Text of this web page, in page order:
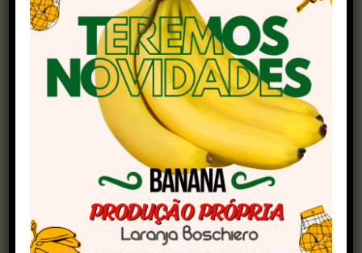
Vendas diretas
Considerando apenas as vendas diretas, o
crescimento foi ainda mais expressivo: 11% em
relação ao primeiro trimestre de 2024.
“Esse avanço revela a consolidação do
melhoramento genético como estratégia na
pecuária brasileira. A pecuária de corte registrou
alta de 11,3% nas vendas, enquanto a de leite
cresceu 10,5%, alcançando o recorde histórico de
1.441.224 doses comercializadas nesse período”,